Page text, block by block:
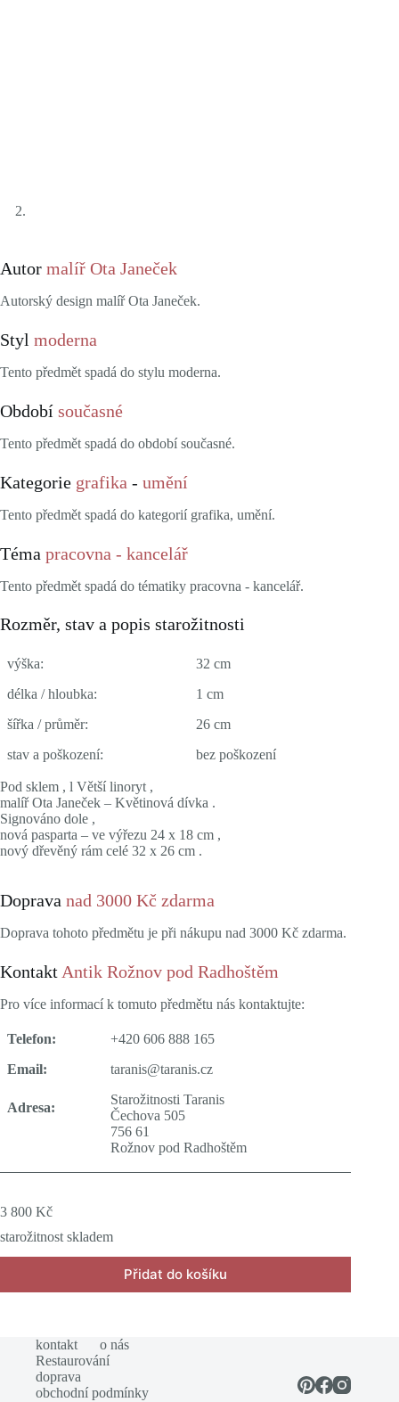
Autor malíř Ota Janeček
Autorský design malíř Ota Janeček.
Styl moderna
Tento předmět spadá do stylu moderna.
Období současné
Tento předmět spadá do období současné.
Kategorie grafika - umění
Tento předmět spadá do kategorií grafika, umění.
Téma pracovna - kancelář
Tento předmět spadá do tématiky pracovna - kancelář.
Rozměr, stav a popis starožitnosti
výška:
32 cm
délka / hloubka:
1 cm
šířka / průměr:
26 cm
stav a poškození:
bez poškození
Pod sklem , l Větší linoryt ,
malíř Ota Janeček – Květinová dívka .
Signováno dole ,
nová pasparta – ve výřezu 24 x 18 cm ,
nový dřevěný rám celé 32 x 26 cm .
Doprava nad 3000 Kč zdarma
Doprava tohoto předmětu je při nákupu nad 3000 Kč zdarma.
Kontakt Antik Rožnov pod Radhoštěm
Pro více informací k tomuto předmětu nás kontaktujte:
Telefon:
+420 606 888 165
Email:
taranis@taranis.cz
Adresa:
Starožitnosti Taranis
Čechova 505
756 61
Rožnov pod Radhoštěm
3 800 Kč
starožitnost skladem
Přidat do košíku
kontakt
o nás
Restaurování
doprava
obchodní podmínky